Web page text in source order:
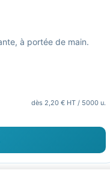
à portée de main.
dès 2,20 € HT / 5000 u.
Chorus Pro adaptés au